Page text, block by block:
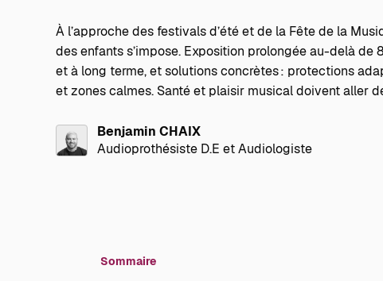
À l’approche des festivals d’été et de la Fête de la
des enfants s’impose. Exposition prolongée au-delà de
et à long terme, et solutions concrètes : protections
et zones calmes. Santé et plaisir musical doivent aller
Benjamin CHAIX
Audioprothésiste D.E et Audiologiste
Sommaire